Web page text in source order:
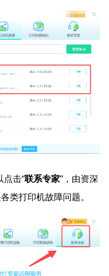
击“联系专家”，由资深
类打印机故障问题。